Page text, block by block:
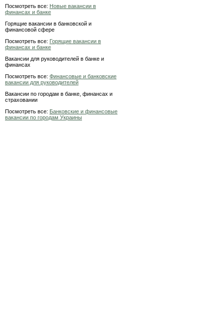
Посмотреть все: Новые вакансии в
финансах и банке
Горящие вакансии в банковской и
финансовой сфере
Посмотреть все: Горящие вакансии в
финансах и банке
Вакансии для руководителей в банке и
финансах
Посмотреть все: Финансовые и банковские
вакансии для руководителей
Вакансии по городам в банке, финансах и
страховании
Посмотреть все: Банковские и финансовые
вакансии по городам Украины